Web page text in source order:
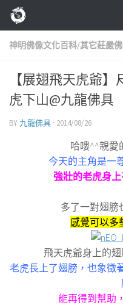
Skip to content
神明佛像文化百科/其它莊嚴
【展翅飛天虎爺
虎下山@九龍佛具
BY 九龍佛具 · 2014/08/26
哈嘍^^親愛
今天的主角是一
強壯的老虎身
多了一對翅膀
感覺可以多
飛天虎爺身上的翅
老虎長上了翅膀，也象徵
能再得到幫助